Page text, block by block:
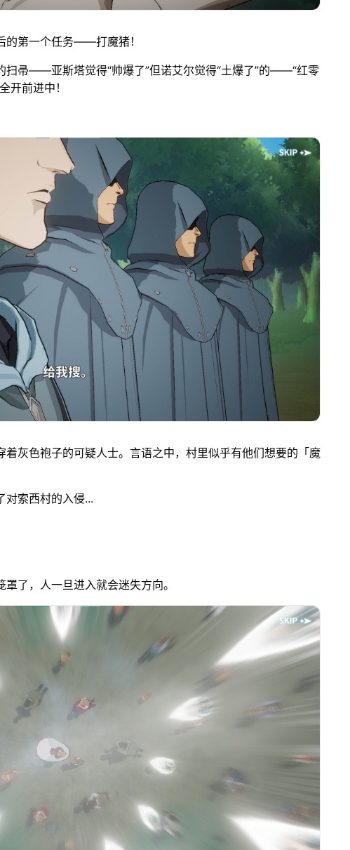
的第一个任务——打魔猪！
扫帚——亚斯塔觉得“帅爆了”但诺艾尔觉得“土爆了”的——“红零
开前进中！
灰色袍子的可疑人士。言语之中，村里似乎有他们想要的「魔
对索西村的入侵...
了，人一旦进入就会迷失方向。